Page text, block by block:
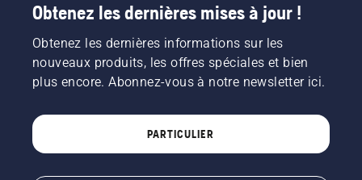
Obtenez les dernières mises à jour !
Obtenez les dernières informations sur les
nouveaux produits, les offres spéciales et bien
plus encore. Abonnez-vous à notre newsletter ici.
PARTICULIER